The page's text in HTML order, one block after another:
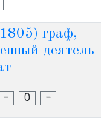
граф,
деятель
- О -